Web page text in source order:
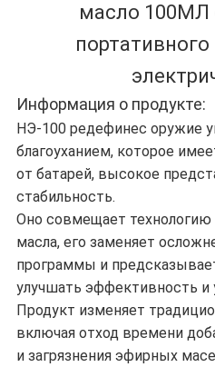
масло 100МЛ
Информация о продукте:
НЭ-100 редефинес оружие
благоуханием, которое
от батарей, высокое
стабильность.
Оно совмещает технологию
масла, его заменяет
программы и
улучшать эффективность и
Продукт изменяет
включая отход времени
и загрязнения эфирных